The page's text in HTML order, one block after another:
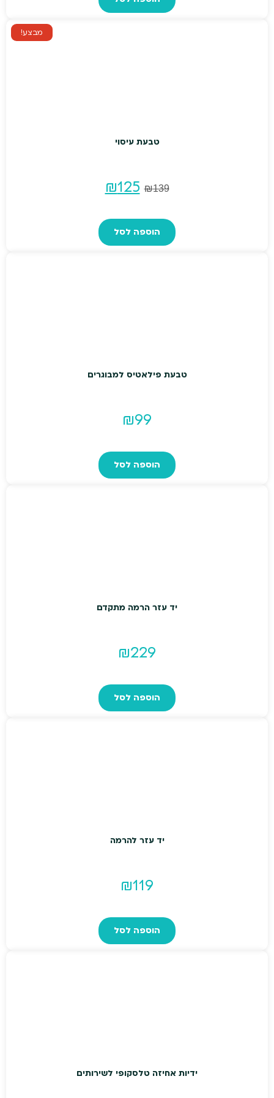
מבצע!
טבעת עיסוי
₪139
המחיר
היה:
₪125
הוא:
הוספה לסל
טבעת פילאטיס למבוגרים
₪99
הוספה לסל
יד עזר הרמה מתקדם
₪229
הוספה לסל
יד עזר להרמה
₪119
הוספה לסל
ידיות אחיזה טלסקופי לשירותים